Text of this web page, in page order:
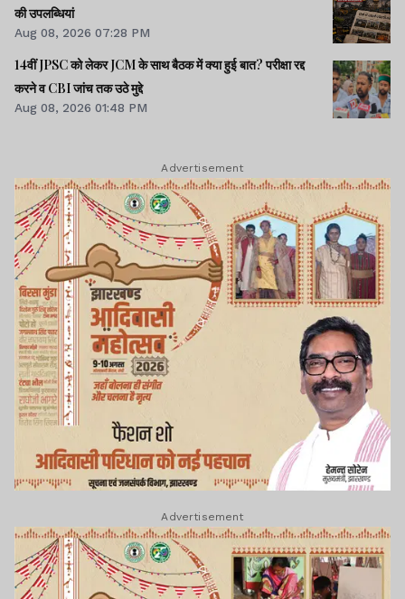
की उपलब्धियां
Aug 08, 2026 07:28 PM
14वीं JPSC को लेकर JCM के साथ बैठक में क्या हुई बात? परीक्षा रद्द
करने व CBI जांच तक उठे मुद्दे
Aug 08, 2026 01:48 PM
Advertisement
Advertisement